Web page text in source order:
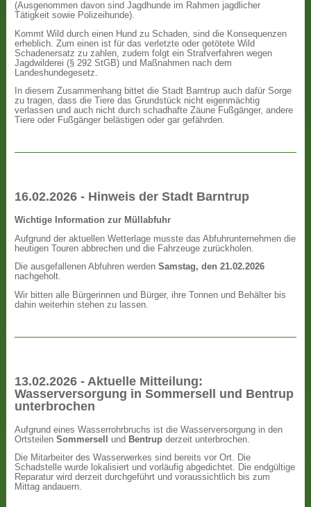
(Ausgenommen davon sind Jagdhunde im Rahmen jagdlicher
Tätigkeit sowie Polizeihunde).
Kommt Wild durch einen Hund zu Schaden, sind die Konsequenzen
erheblich. Zum einen ist für das verletzte oder getötete Wild
Schadenersatz zu zahlen, zudem folgt ein Strafverfahren wegen
Jagdwilderei (§ 292 StGB) und Maßnahmen nach dem
Landeshundegesetz.
In diesem Zusammenhang bittet die Stadt Barntrup auch dafür Sorge
zu tragen, dass die Tiere das Grundstück nicht eigenmächtig
verlassen und auch nicht durch schadhafte Zäune Fußgänger, andere
Tiere oder Fußgänger belästigen oder gar gefährden.
16.02.2026 - Hinweis der Stadt Barntrup
Wichtige Information zur Müllabfuhr
Aufgrund der aktuellen Wetterlage musste das Abfuhrunternehmen die
heutigen Touren abbrechen und die Fahrzeuge zurückholen.
Die ausgefallenen Abfuhren werdenSamstag, den 21.02.2026
nachgeholt.
Wir bitten alle Bürgerinnen und Bürger, ihre Tonnen und Behälter bis
dahin weiterhin stehen zu lassen.
13.02.2026 - Aktuelle Mitteilung:
Wasserversorgung in Sommersell und Bentrup
unterbrochen
Aufgrund eines Wasserrohrbruchs ist die Wasserversorgung in den
OrtsteilenSommersell und Bentrup derzeit unterbrochen.
Die Mitarbeiter des Wasserwerkes sind bereits vor Ort. Die
Schadstelle wurde lokalisiert und vorläufig abgedichtet. Die endgültige
Reparatur wird derzeit durchgeführt und voraussichtlich bis zum
Mittag andauern.